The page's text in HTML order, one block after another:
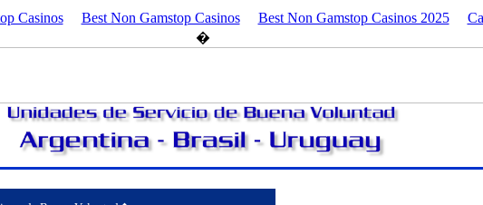
Casinos Best Non Gamstop Casinos Best Non Gamstop Casinos 2025
�